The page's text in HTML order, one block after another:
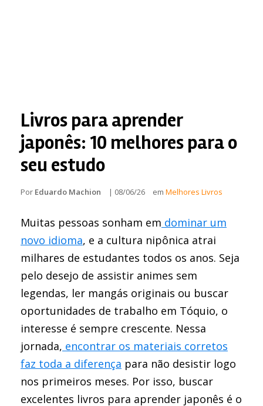
Livros para aprender
japonês: 10 melhores para o
seu estudo
Por Eduardo Machion | 08/06/26 em Melhores Livros
Muitas pessoas sonham em dominar um
novo idioma, e a cultura nipônica atrai
milhares de estudantes todos os anos. Seja
pelo desejo de assistir animes sem
legendas, ler mangás originais ou buscar
oportunidades de trabalho em Tóquio, o
interesse é sempre crescente. Nessa
jornada, encontrar os materiais corretos
faz toda a diferença para não desistir logo
nos primeiros meses. Por isso, buscar
excelentes livros para aprender japonês é o